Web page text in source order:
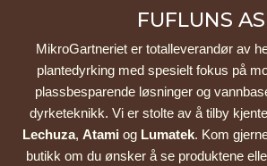
FUFLUNS AS
MikroGartneriet er totalleverandør av
plantedyrking med spesielt fokus på
plassbesparende løsninger og
Lechuza, Atami og Lumatek. Kom
butikk om du ønsker å se produktene